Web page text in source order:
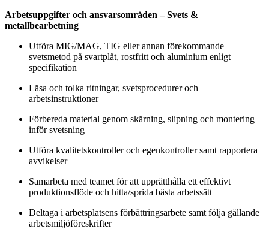
Arbetsuppgifter och ansvarsområden – Svets &
metallbearbetning
Utföra MIG/MAG, TIG eller annan förekommande
svetsmetod på svartplåt, rostfritt och aluminium enligt
specifikation
Läsa och tolka ritningar, svetsprocedurer och
arbetsinstruktioner
Förbereda material genom skärning, slipning och montering
inför svetsning
Utföra kvalitetskontroller och egenkontroller samt rapportera
avvikelser
Samarbeta med teamet för att upprätthålla ett effektivt
produktionsflöde och hitta/sprida bästa arbetssätt
Deltaga i arbetsplatsens förbättringsarbete samt följa gällande
arbetsmiljöföreskrifter